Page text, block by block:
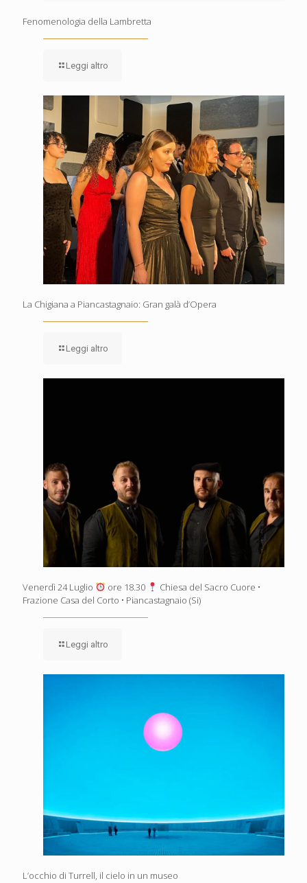
Fenomenologia della Lambretta
Leggi altro
La Chigiana a Piancastagnaio: Gran galà d’Opera
Leggi altro
Venerdì 24 Luglio ore 18.30
Chiesa del Sacro Cuore •
Frazione Casa del Corto • Piancastagnaio (Si)
Leggi altro
L’occhio di Turrell, il cielo in un museo